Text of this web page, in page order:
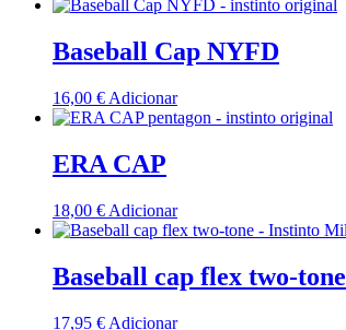
Baseball Cap NYFD
16,00 € Adicionar
ERA CAP
18,00 € Adicionar
Baseball cap flex two-tone
17,95 € Adicionar